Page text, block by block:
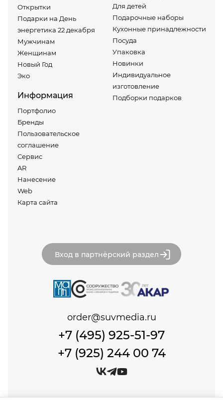
Открытки
Подарки на День
энергетика 22 декабря
Мужчинам
Женщинам
Новый Год
Эко
Информация
Портфолио
Бренды
Пользовательское
соглашение
Сервис
AR
Нанесение
Web
Карта сайта
Для детей
Подарочные наборы
Кухонные принадлежности
Посуда
Упаковка
Новинки
Индивидуальное
изготовление
Подборки подарков
Вход в партнёрский раздел
+7 (495) 925-51-97
+7 (925) 244 00 74
order@suvmedia.ru